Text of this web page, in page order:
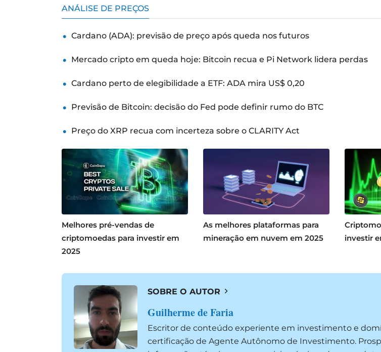
ANÁLISE DE PREÇOS
Cardano (ADA): previsão de preço após queda nos futuros
Mercado cripto em queda hoje: Bitcoin recua e Pi Network lidera perdas
Cardano perto de elegibilidade a ETF: ADA mira US$ 0,20
Previsão de Bitcoin: decisão do Fed pode definir rumo do BTC
Preço do XRP recua com incerteza sobre o CLARITY Act
Melhores pré-vendas de
criptomoedas para investir em
2025
As melhores plataformas para
mineração em nuvem em 2025
investir
SOBRE O AUTOR
Guilherme de Faria
Escritor de conteúdo experiente em investimento e
certificação de Agente Autônomo de Investimento.